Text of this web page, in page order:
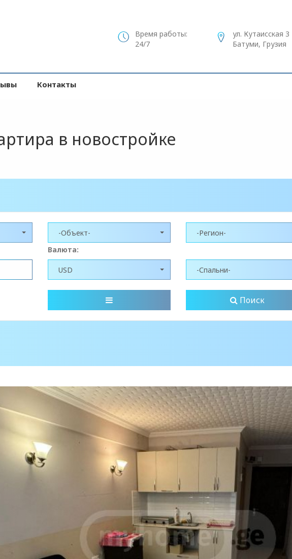
Время работы:
24/7
ул. Кутаисская 3
Батуми, Грузия
Контакты
в новостройке
-Объект-
-Регион-
Валюта:
USD -Спальни-
Поиск